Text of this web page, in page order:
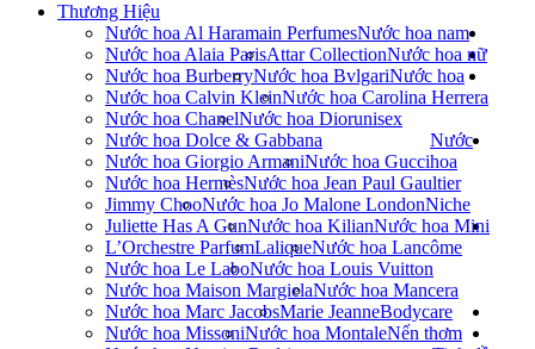
Thương Hiệu
Nước hoa Al Haramain Perfumes
Nước hoa Alaia ParisAttar Collection
Nước hoa BurberryNước hoa Bvlgari
Nước hoa Calvin KleinNước hoa Carolina Herrera
Nước hoa ChanelNước hoa Dior
Nước hoa Dolce & Gabbana
Nước hoa Giorgio ArmaniNước hoa Gucci
Nước hoa HermèsNước hoa Jean Paul Gaultier
Jimmy ChooNước hoa Jo Malone London
Juliette Has A GunNước hoa Kilian
L’Orchestre ParfumLaliqueNước hoa Lancôme
Nước hoa Le LaboNước hoa Louis Vuitton
Nước hoa Maison MargielaNước hoa Mancera
Nước hoa Marc JacobsMarie Jeanne
Nước hoa MissoniNước hoa Montale
Nước hoa nam
Nước hoa nữ
Nước hoa
unisex
Nước
hoa
Niche
Nước hoa Mini
Bodycare
Nến thơm